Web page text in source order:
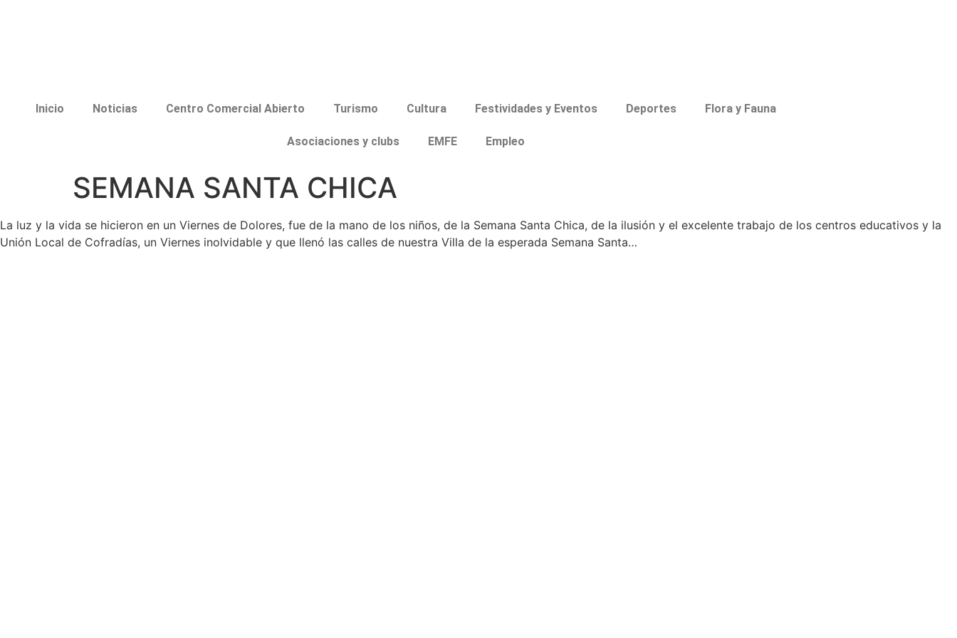
Inicio Noticias Centro Comercial Abierto Turismo Cultura Festividades y Eventos Deportes Flora y Fauna
Asociaciones y clubs EMFE Empleo
SEMANA SANTA CHICA
La luz y la vida se hicieron en un Viernes de Dolores, fue de la mano de los niños, de la Semana Santa Chica, de la ilusión y el excelente trabajo de los centros educativos y la
Unión Local de Cofradías, un Viernes inolvidable y que llenó las calles de nuestra Villa de la esperada Semana Santa…